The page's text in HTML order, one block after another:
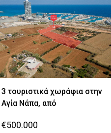
3 τουριστικά χωράφια στην
Αγία Νάπα, από
€500.000